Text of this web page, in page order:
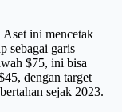
Aset ini mencetak
sebagai garis
$75, ini bisa
dengan target
sejak 2023.